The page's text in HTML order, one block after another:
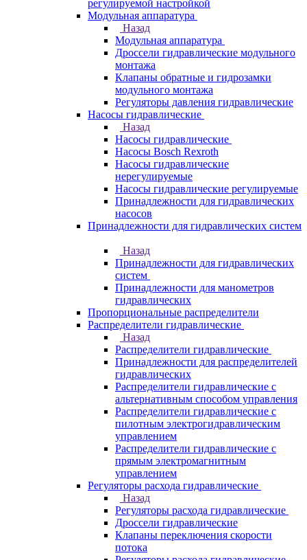
регулируемой настройкой
Модульная аппаратура
Назад
Модульная аппаратура
Дроссели гидравлические модульного
монтажа
Клапаны обратные и гидрозамки
модульного монтажа
Регуляторы давления гидравлические
Насосы гидравлические
Назад
Насосы гидравлические
Насосы Bosch Rexroth
Насосы гидравлические
нерегулируемые
Насосы гидравлические регулируемые
Принадлежности для гидравлических
насосов
Принадлежности для гидравлических систем
Назад
Принадлежности для гидравлических
систем
Принадлежности для манометров
гидравлических
Пропорциональные распределители
Распределители гидравлические
Назад
Распределители гидравлические
Принадлежности для распределителей
гидравлических
Распределители гидравлические с
альтернативным способом управления
Распределители гидравлические с
пилотным электрогидравлическим
управлением
Распределители гидравлические с
прямым электромагнитным
управлением
Регуляторы расхода гидравлические
Назад
Регуляторы расхода гидравлические
Дроссели гидравлические
Клапаны переключения скорости
потока